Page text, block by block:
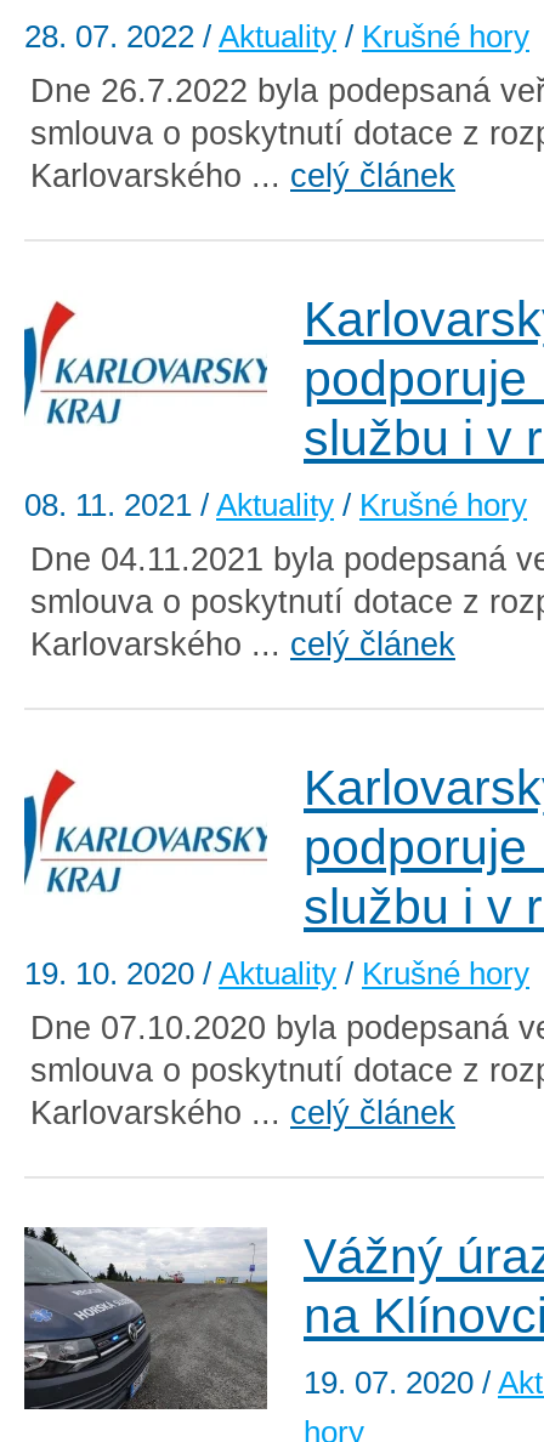
28. 07. 2022 / Aktuality / Krušné hory
Dne 26.7.2022 byla podepsaná
smlouva o poskytnutí dotace z
Karlovarského ... celý článek
podporuje
službu i v
08. 11. 2021 / Aktuality / Krušné hory
Dne 04.11.2021 byla podepsaná
smlouva o poskytnutí dotace z
Karlovarského ... celý článek
podporuje
službu i v
19. 10. 2020 / Aktuality / Krušné hory
Dne 07.10.2020 byla podepsaná
smlouva o poskytnutí dotace z
Karlovarského ... celý článek
Vážný
na
19. 07. 2020 /
hory